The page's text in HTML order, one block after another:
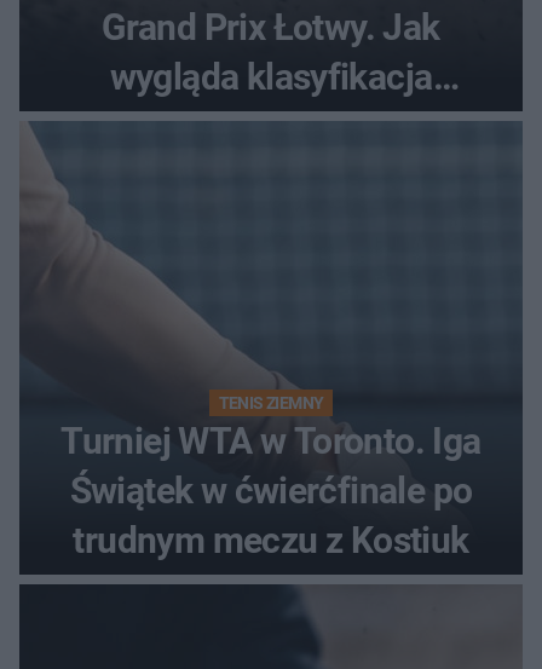
Grand Prix Łotwy. Jak
wygląda klasyfikacja
generalna cyklu?
TENIS ZIEMNY
Turniej WTA w Toronto. Iga
Świątek w ćwierćfinale po
trudnym meczu z Kostiuk